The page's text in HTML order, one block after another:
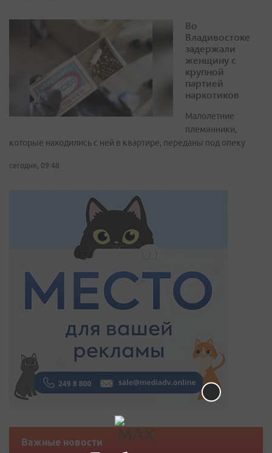
Во
Владивостоке
задержали
женщину с
крупной
партией
наркотиков
Малолетние
племянники,
которые находились с ней в квартире, переданы под опеку
сегодня, 09:48
Важные новости